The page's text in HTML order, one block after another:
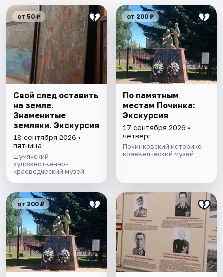
от 50 ₽
Свой след оставить
на земле.
Знаменитые
земляки. Экскурсия
18 сентября 2026 •
пятница
Шумячский
художественно-
краеведческий музей
от 200 ₽
По памятным
местам Починка:
Экскурсия
17 сентября 2026 •
четверг
Починковский историко-
краеведческий музей
от 200 ₽